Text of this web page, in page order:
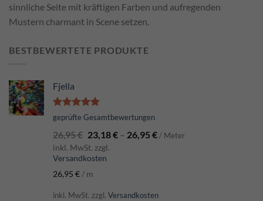
sinnliche Seite mit kräftigen Farben und aufregenden
Mustern charmant in Scene setzen.
BESTBEWERTETE PRODUKTE
Fjella
Bewertet
von 5
geprüfte Gesamtbewertungen
26,95€ 23,18€– 26,95€ / Meter
inkl. MwSt. zzgl.
Versandkosten
26,95 € / m
inkl. MwSt. zzgl. Versandkosten